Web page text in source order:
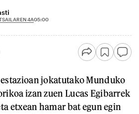
4A05:00
jokatutako Munduko
izan zuen Lucas Egibarrek
etxean hamar bat egun egin